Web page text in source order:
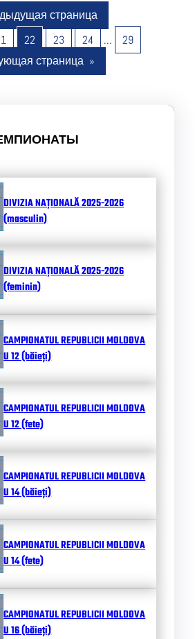
страница
22 23 24 …
29
страница »
DIVIZIA NAȚIONALĂ 2025-2026
(masculin)
DIVIZIA NAȚIONALĂ 2025-2026
(feminin)
CAMPIONATUL REPUBLICII MOLDOVA
U 12 (băieți)
CAMPIONATUL REPUBLICII MOLDOVA
U 12 (fete)
CAMPIONATUL REPUBLICII MOLDOVA
U 14 (băieți)
CAMPIONATUL REPUBLICII MOLDOVA
U 14 (fete)
CAMPIONATUL REPUBLICII MOLDOVA
U 16 (băieți)